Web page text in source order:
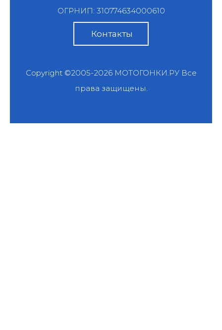
ОГРНИП: 310774634000610
Контакты
Copyright ©2005-2026 МОТОГОНКИ.РУВсе
права защищены.